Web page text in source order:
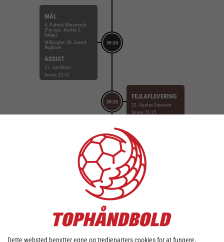
39:34
MÅL
4. Patrick Wiesmach
(Fra pos. Kontra 2.
bølge)
Målvogter: 30. Svend
Rughave
ASSIST
21. Juri Knorr
Score: 22-15
39:25
FEJLAFLEVERING
22. Gustav Sunesen
Score: 21-15
Målvogter: 30. Svend
SKUD REDDET
Landin
Score: 21-15
Dette websted benytter egne og tredjeparters cookies for at fungere,